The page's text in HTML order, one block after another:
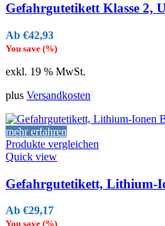
Gefahrgutetikett Klasse 2,
€42,93
You save (%)
exkl. 19 % MwSt.
plus Versandkosten
mehr erfahren
Produkte vergleichen
Quick view
Gefahrgutetikett, Lithium-
€29,17
You save (%)